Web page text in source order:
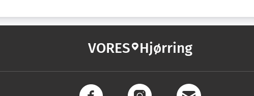
VORES Hjørring